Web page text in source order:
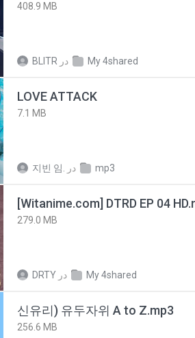
408.9 MB
BLITR در My 4shared
LOVE ATTACK
7.1 MB
지빈 임. در mp3
[Witanime.com] DTRD EP 04
279.0 MB
DRTY در My 4shared
신유리) 유두자위 A to Z.mp3
256.6 MB